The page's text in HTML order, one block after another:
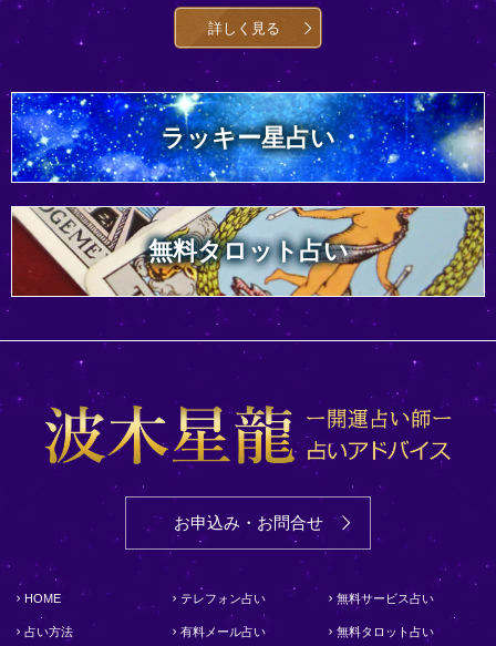
詳しく見る
ラッキー星占い
無料タロット占い
お申込み・お問合せ
HOME
占い方法
テレフォン占い
有料メール占い
無料サービス占い
無料タロット占い